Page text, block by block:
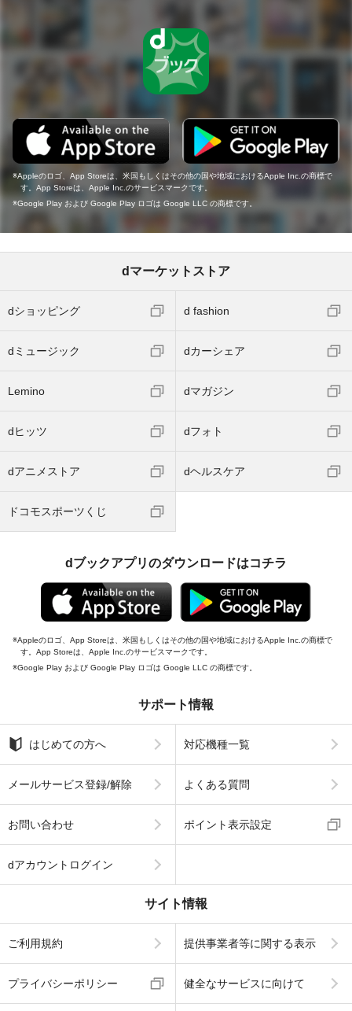
Appleのロゴ、App Storeは、米国もしくはその他の国や地域におけるApple Inc.の商標で
す。App Storeは、Apple Inc.のサービスマークです。
Google Play および Google Play ロゴは Google LLC の商標です。
dマーケットストア
dショッピング d fashion
dミュージック dカーシェア
Lemino dマガジン
dヒッツ dフォト
dアニメストア dヘルスケア
ドコモスポーツくじ
dブックアプリのダウンロードはコチラ
Appleのロゴ、App Storeは、米国もしくはその他の国や地域におけるApple Inc.の商標で
す。App Storeは、Apple Inc.のサービスマークです。
Google Play および Google Play ロゴは Google LLC の商標です。
サポート情報
はじめての方へ 対応機種一覧
メールサービス登録/解除 よくある質問
お問い合わせ ポイント表示設定
dアカウントログイン
サイト情報
ご利用規約 提供事業者等に関する表示
プライバシーポリシー 健全なサービスに向けて